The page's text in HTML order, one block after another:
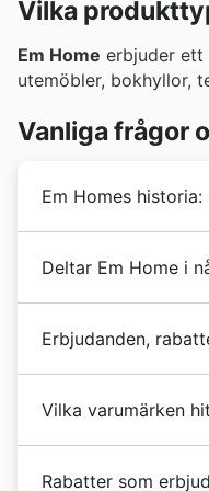
Vilka
Em Home erbjuder ett
utemöbler, bokhyllor,
Vanliga frågor
Em Homes historia:
Norden inom
Deltar Em Home i
kampanjerna som
reklamblad här på
speciella
bläddra igenom
rabatter, så du kan
eller vid ditt besök
Erbjudanden,
än 30 filialer över
Vilka varumärken
Rabatter som